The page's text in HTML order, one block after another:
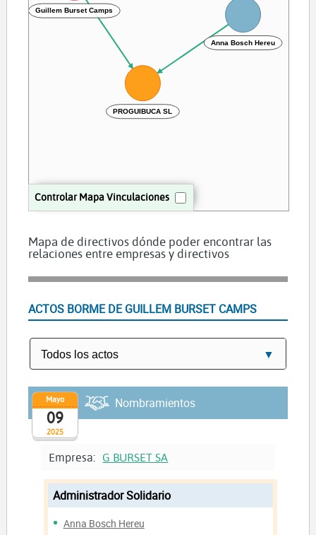
Controlar Mapa Vinculaciones
PROGUIBUCA SL
Guillem Burset Camps
Anna Bosch Hereu
Mapa de directivos dónde poder encontrar las
relaciones entre empresas y directivos
ACTOS BORME DE GUILLEM BURSET CAMPS
2025
Mayo
09
Nombramientos
Empresa: G BURSET SA
Administrador Solidario
Anna Bosch Hereu